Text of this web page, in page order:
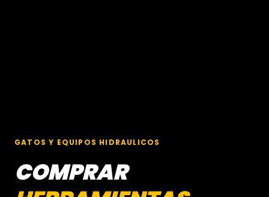
GATOS Y EQUIPOS HIDRAULICOS
COMPRAR